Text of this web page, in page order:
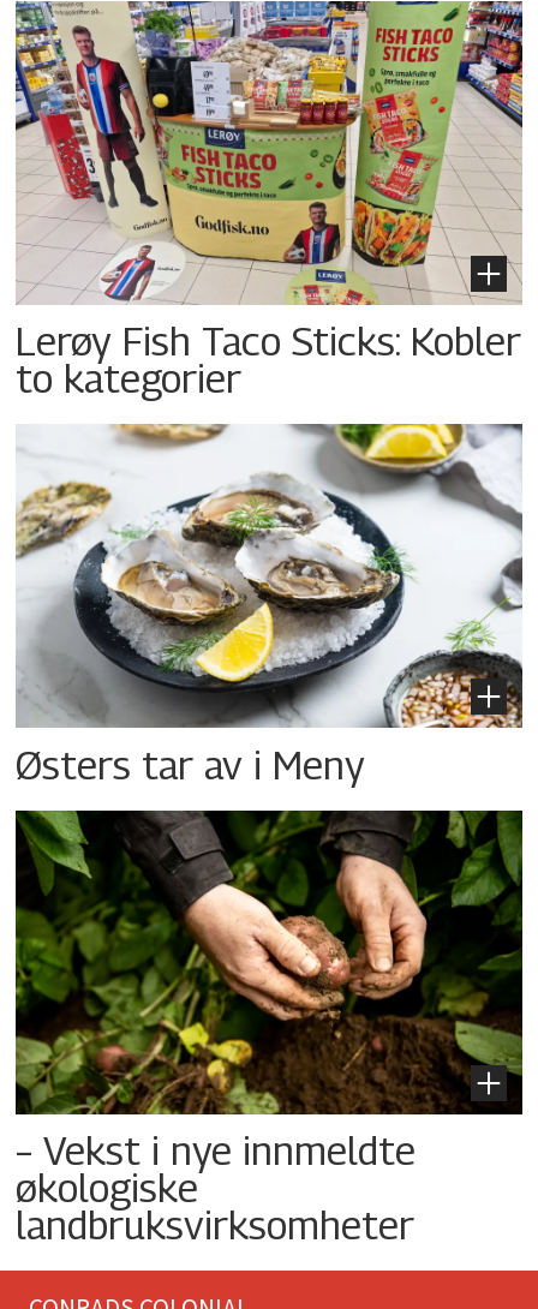
Lerøy Fish Taco Sticks: Kobler
to kategorier
Østers tar av i Meny
– Vekst i nye innmeldte
økologiske
landbruksvirksomheter